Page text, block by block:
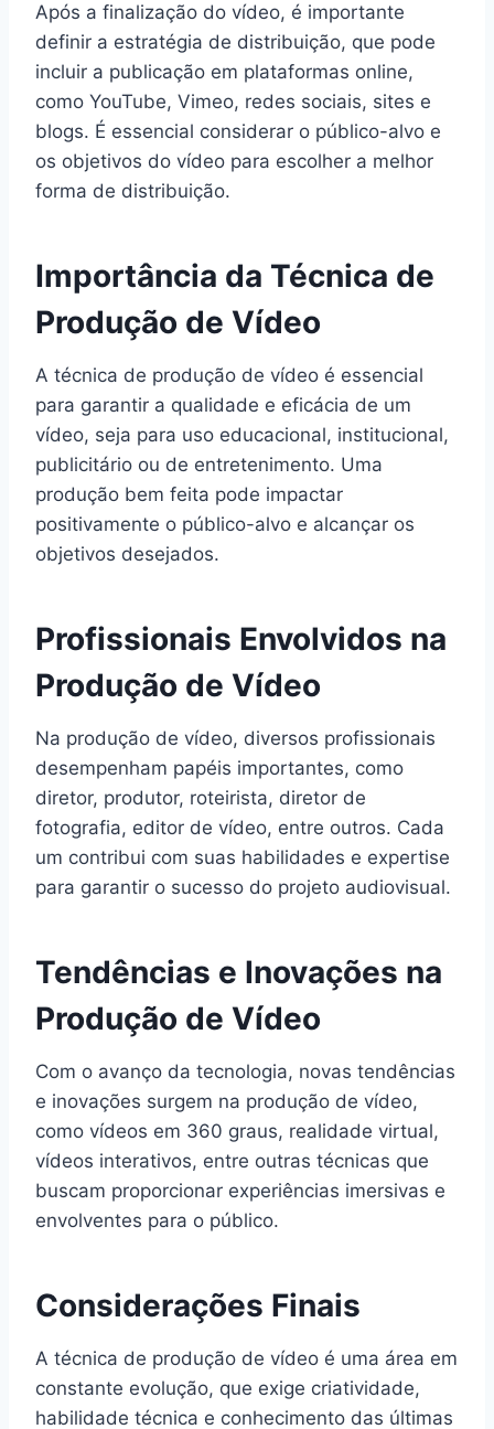
Após a finalização do vídeo, é importante
definir a estratégia de distribuição, que pode
incluir a publicação em plataformas online,
como YouTube, Vimeo, redes sociais, sites e
blogs. É essencial considerar o público-alvo e
os objetivos do vídeo para escolher a melhor
forma de distribuição.
Importância da Técnica de
Produção de Vídeo
A técnica de produção de vídeo é essencial
para garantir a qualidade e eficácia de um
vídeo, seja para uso educacional, institucional,
publicitário ou de entretenimento. Uma
produção bem feita pode impactar
positivamente o público-alvo e alcançar os
objetivos desejados.
Profissionais Envolvidos na
Produção de Vídeo
Na produção de vídeo, diversos profissionais
desempenham papéis importantes, como
diretor, produtor, roteirista, diretor de
fotografia, editor de vídeo, entre outros. Cada
um contribui com suas habilidades e expertise
para garantir o sucesso do projeto audiovisual.
Tendências e Inovações na
Produção de Vídeo
Com o avanço da tecnologia, novas tendências
e inovações surgem na produção de vídeo,
como vídeos em 360 graus, realidade virtual,
vídeos interativos, entre outras técnicas que
buscam proporcionar experiências imersivas e
envolventes para o público.
Considerações Finais
A técnica de produção de vídeo é uma área em
constante evolução, que exige criatividade,
habilidade técnica e conhecimento das últimas